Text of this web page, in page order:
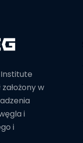
Institute
w
i
i